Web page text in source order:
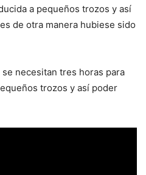
a pequeños trozos y así
de otra manera hubiese sido
necesitan tres horas para
trozos y así poder